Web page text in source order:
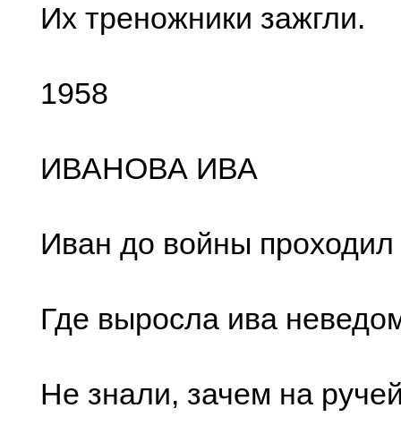
Их треножники зажгли.
1958
ИВАНОВА ИВА
Иван до войны проходил
Где выросла ива
Не знали, зачем на